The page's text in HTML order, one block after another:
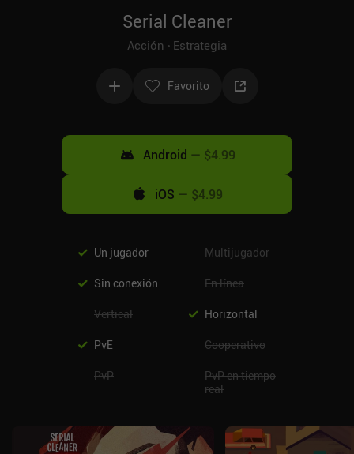
Serial Cleaner
Acción Estrategia
Favorito
Android — $4.99
iOS — $4.99
Un jugador Multijugador
Sin conexión En línea
Vertical Horizontal
PvE Cooperativo
PvP
PvP en tiempo
real